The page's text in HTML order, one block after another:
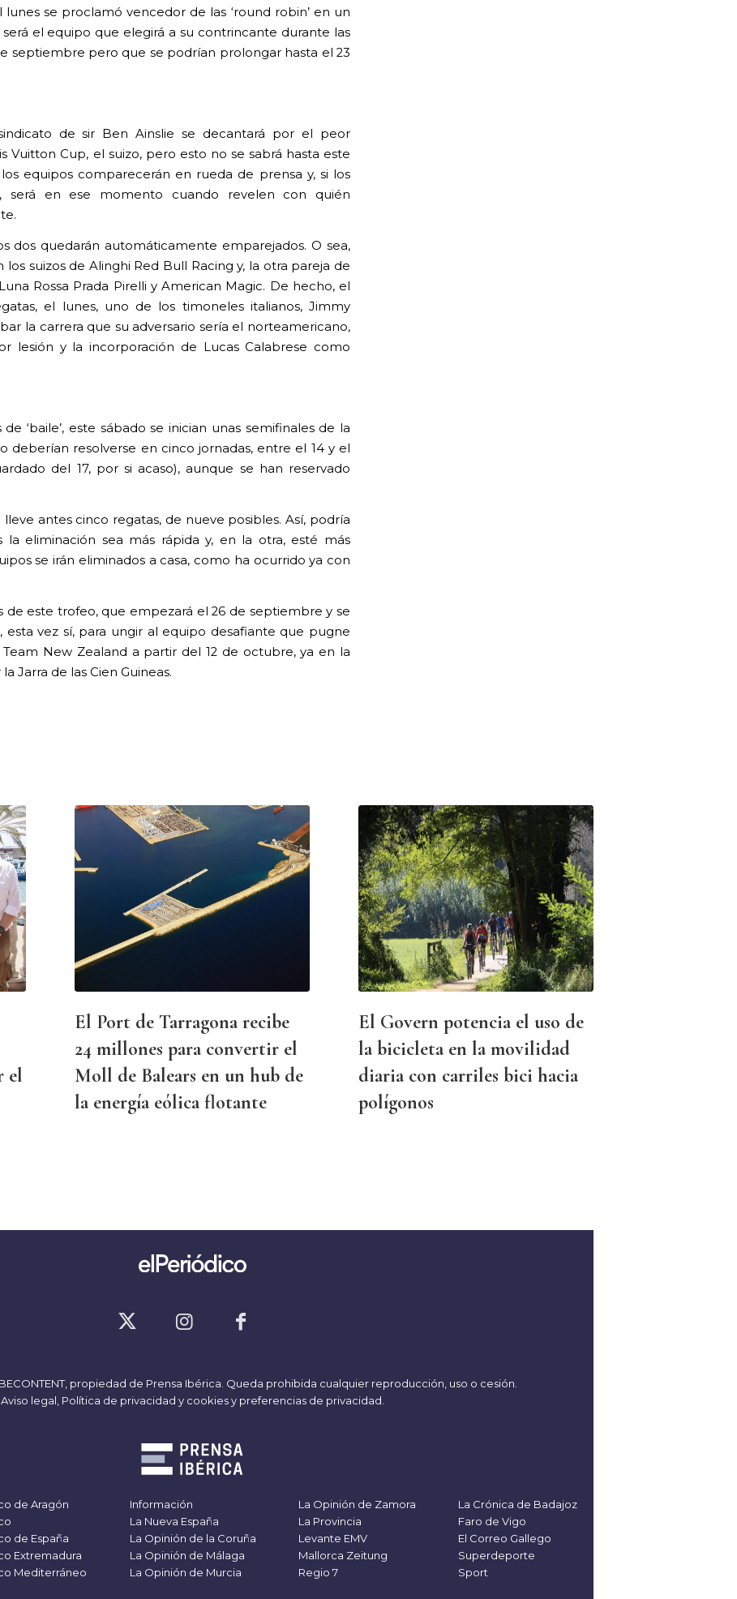
se proclamó vencedor de las ‘round robin’ en un
el equipo que elegirá a su contrincante durante las
septiembre pero que se podrían prolongar hasta el 23
de sir Ben Ainslie se decantará por el peor
Vuitton Cup, el suizo, pero esto no se sabrá hasta este
equipos comparecerán en rueda de prensa y, si los
será en ese momento cuando revelen con quién
dos quedarán automáticamente emparejados. O sea,
suizos de Alinghi Red Bull Racing y, la otra pareja de
Rossa Prada Pirelli y American Magic. De hecho, el
el lunes, uno de los timoneles italianos, Jimmy
la carrera que su adversario sería el norteamericano,
lesión y la incorporación de Lucas Calabrese como
‘baile’, este sábado se inician unas semifinales de la
deberían resolverse en cinco jornadas, entre el 14 y el
del 17, por si acaso), aunque se han reservado
antes cinco regatas, de nueve posibles. Así, podría
eliminación sea más rápida y, en la otra, esté más
se irán eliminados a casa, como ha ocurrido ya con
de este trofeo, que empezará el 26 de septiembre y se
vez sí, para ungir al equipo desafiante que pugne
New Zealand a partir del 12 de octubre, ya en la
Jarra de las Cien Guineas.
el
El Port de Tarragona recibe
24 millones para convertir el
Moll de Balears en un hub de
la energía eólica flotante
El Govern potencia el uso de
la bicicleta en la movilidad
diaria con carriles bici hacia
polígonos
BECONTENT, propiedad de Prensa Ibérica. Queda prohibida cualquier reproducción, uso o cesión.
Aviso legal, Política de privacidad y cookiesy preferencias de privacidad
de Aragón
de España
Extremadura
Mediterráneo
Información
La Nueva España
La Opinión de la Coruña
La Opinión de Málaga
La Opinión de Murcia
La Opinión de Zamora
La Provincia
Levante EMV
Mallorca Zeitung
Regio 7
La Crónica de Badajoz
Faro de Vigo
El Correo Gallego
Superdeporte
Sport